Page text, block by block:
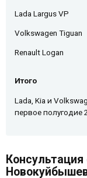
Lada Largus VP
Volkswagen Tiguan
Renault Logan
Итого
Lada, Kia и
первое полугодие